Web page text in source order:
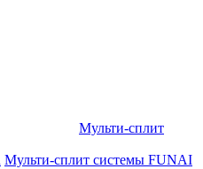
Мульти-сплит
Мульти-сплит системы FUNAI